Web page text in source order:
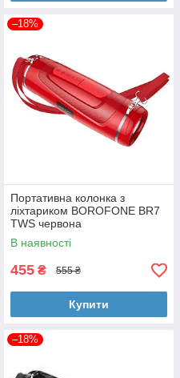
–18%
Портативна колонка з
ліхтариком BOROFONE BR7
TWS червона
В наявності
455 ₴ 555 ₴
Купити
–18%